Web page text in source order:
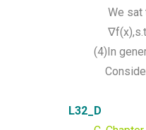
We sat
(4)In
L32_D